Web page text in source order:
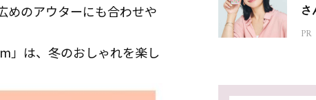
めのアウターにも合わせや
」は、冬のおしゃれを楽し
さ
PR